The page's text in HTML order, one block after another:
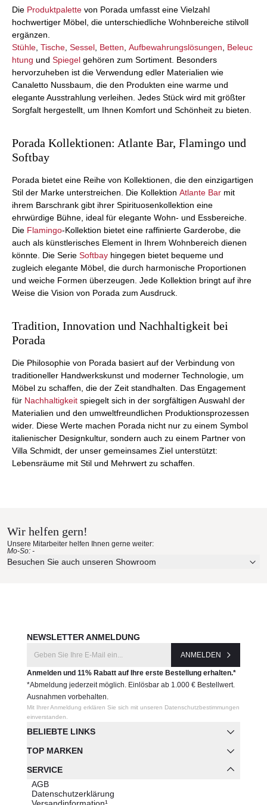
Die Produktpalette von Porada umfasst eine Vielzahl
hochwertiger Möbel, die unterschiedliche Wohnbereiche stilvoll
ergänzen.
Stühle Tische Sessel Betten Aufbewahrungslösungen
Beleuc
htung und Spiegel gehören zum Sortiment. Besonders
hervorzuheben ist die Verwendung edler Materialien wie
Canaletto Nussbaum, die den Produkten eine warme und
elegante Ausstrahlung verleihen. Jedes Stück wird mit größter
Sorgfalt hergestellt, um Ihnen Komfort und Schönheit zu bieten.
Porada Kollektionen: Atlante Bar, Flamingo und
Softbay
Porada bietet eine Reihe von Kollektionen, die den einzigartigen
Stil der Marke unterstreichen. Die Kollektion Atlante Bar mit
ihrem Barschrank gibt ihrer Spirituosenkollektion eine
ehrwürdige Bühne, ideal für elegante Wohn- und Essbereiche.
Die Flamingo-Kollektion bietet eine raffinierte Garderobe, die
auch als künstlerisches Element in Ihrem Wohnbereich dienen
könnte. Die Serie Softbay hingegen bietet bequeme und
zugleich elegante Möbel, die durch harmonische Proportionen
und weiche Formen überzeugen. Jede Kollektion bringt auf ihre
Weise die Vision von Porada zum Ausdruck.
Tradition, Innovation und Nachhaltigkeit bei
Porada
Die Philosophie von Porada basiert auf der Verbindung von
traditioneller Handwerkskunst und moderner Technologie, um
Möbel zu schaffen, die der Zeit standhalten. Das Engagement
für Nachhaltigkeit spiegelt sich in der sorgfältigen Auswahl der
Materialien und den umweltfreundlichen Produktionsprozessen
wider. Diese Werte machen Porada nicht nur zu einem Symbol
italienischer Designkultur, sondern auch zu einem Partner von
Villa Schmidt, der unser gemeinsames Ziel unterstützt:
Lebensräume mit Stil und Mehrwert zu schaffen.
Wir helfen gern!
Unsere Mitarbeiter helfen Ihnen gerne weiter:
Mo-So: -
Besuchen Sie auch unseren Showroom
BELIEBTE LINKS
TOP MARKEN
SERVICE
AGB
Datenschutzerklärung
NEWSLETTER ANMELDUNG
ANMELDEN
Anmelden und 11% Rabatt auf Ihre erste Bestellung erhalten.*
*Abmeldung jederzeit möglich. Einlösbar ab 1.000 € Bestellwert.
Ausnahmen vorbehalten.
Mit Ihrer Anmeldung erklären Sie sich mit unseren Datenschutzbestimmungen
einverstanden.